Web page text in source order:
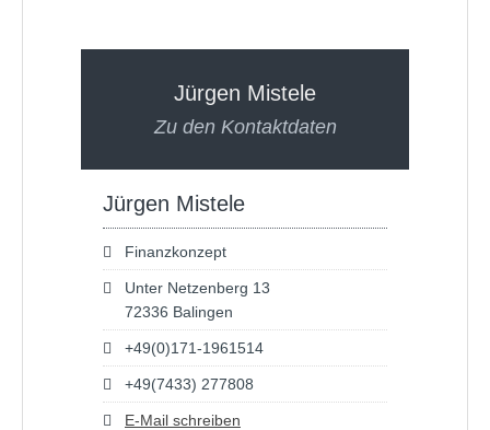
Jürgen Mistele
Zu den Kontaktdaten
Jürgen Mistele
Finanzkonzept
Unter Netzenberg 13
72336 Balingen
+49(0)171-1961514
+49(7433) 277808
E-Mail schreiben